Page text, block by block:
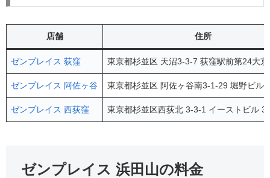
店舗 住所
ゼンプレイス 荻窪 東京都杉並区 天沼3-3-7 荻窪駅前第24大
ゼンプレイス 阿佐ヶ谷 東京都杉並区 阿佐ヶ谷南3-1-29 堀野ビル
ゼンプレイス 西荻窪 東京都杉並区西荻北 3-3-1 イーストビル 3
ゼンプレイス 浜田山の料金